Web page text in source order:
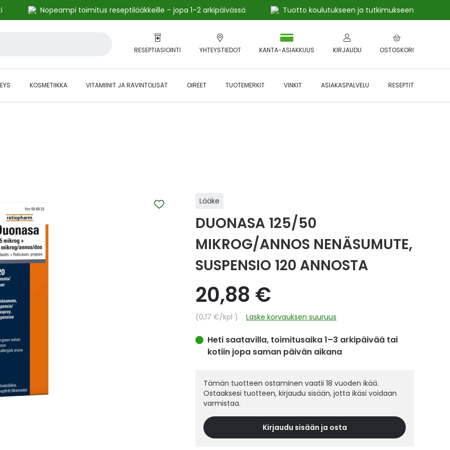
Nopeampi toimitus reseptilääkkeille – jopa 1–2 arkipäivässä
Tuotto koulutukseen ja tutkimukseen
RESEPTIASIOINTI YHTEYSTIEDOT OSTOSKORI
KANTA-ASIAKKUUS KIRJAUDU
KOSMETIIKKA VITAMIINIT JA RAVINTOLISÄT OIREET TUOTEMERKIT VINKIT ASIAKASPALVELU RESEPTIT
Lääke
DUONASA 125/50
MIKROG/ANNOS NENÄSUMUTE,
SUSPENSIO 120 ANNOSTA
20,88 €
Yksikköhinta
0,17 €/kpl Laske korvauksen suuruus
Heti saatavilla, toimitusaika 1–3 arkipäivää tai
kotiin jopa saman päivän aikana
Tämän tuotteen ostaminen vaatii 18 vuoden ikää.
Ostaaksesi tuotteen, kirjaudu sisään, jotta ikäsi voidaan
varmistaa.
Kirjaudu sisään ja osta